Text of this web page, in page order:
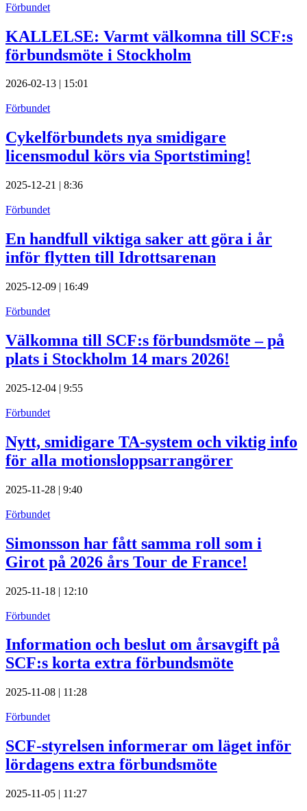
Förbundet
KALLELSE: Varmt välkomna till SCF:s
förbundsmöte i Stockholm
2026-02-13 | 15:01
Förbundet
Cykelförbundets nya smidigare
licensmodul körs via Sportstiming!
2025-12-21 | 8:36
Förbundet
En handfull viktiga saker att göra i år
inför flytten till Idrottsarenan
2025-12-09 | 16:49
Förbundet
Välkomna till SCF:s förbundsmöte – på
plats i Stockholm 14 mars 2026!
2025-12-04 | 9:55
Förbundet
Nytt, smidigare TA-system och viktig info
för alla motionsloppsarrangörer
2025-11-28 | 9:40
Förbundet
Simonsson har fått samma roll som i
Girot på 2026 års Tour de France!
2025-11-18 | 12:10
Förbundet
Information och beslut om årsavgift på
SCF:s korta extra förbundsmöte
2025-11-08 | 11:28
Förbundet
SCF-styrelsen informerar om läget inför
lördagens extra förbundsmöte
2025-11-05 | 11:27